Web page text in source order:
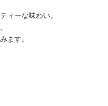
ィーな味わい。
ます。